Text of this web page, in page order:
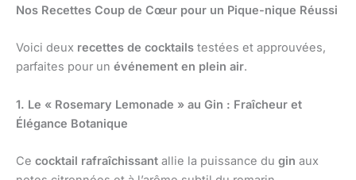
Nos Recettes Coup de Cœur pour un Pique-nique Réussi
Voici deux recettes de cocktails testées et approuvées,
parfaites pour un événement en plein air.
1. Le « Rosemary Lemonade » au Gin : Fraîcheur et
Élégance Botanique
Ce cocktail rafraîchissant allie la puissance du gin aux